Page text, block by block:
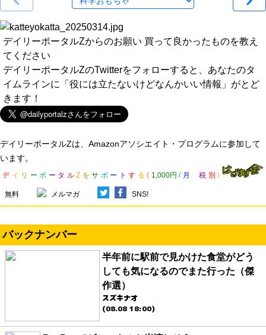
デイリーポータルZからのお願い 買って良かったものを教え
てください
デイリーポータルZのTwitterをフォローすると、あなたのタ
イムラインに「役には立たないけどなんかいい情報」がとど
きます！
デイリーポータルZは、Amazonアソシエイト・プログラムに参加して
います。
デ イ リ ー ポ ー タ ル Z を サ ポ ー ト す る ( 1,000円 / 月 税 別 )
無料 メルマガ SNS!
バックナンバー
半年前に駅前で見かけた食堂がどう
しても気になるのでまた行った（傑
作選）
スズキナオ
(08.08 18:00)